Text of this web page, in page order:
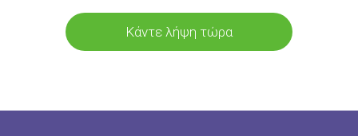
Κάντε λήψη τώρα